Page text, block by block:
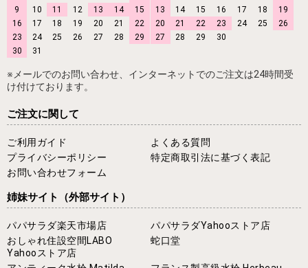
9
10 11 12 13 14
15
16
17 18 19 20 21
22
23
24 25 26 27 28
29
30
31
13
14 15 16 17 18
19
20
21 22 23 24 25
26
27
28 29 30
※メールでのお問い合わせ、インターネットでのご注文は24時間受
け付けております。
ご注文に関して
ご利用ガイド
よくある質問
プライバシーポリシー
特定商取引法に基づく表記
お問い合わせフォーム
姉妹サイト （外部サイト）
パパサラダ楽天市場店
パパサラダYahooストア店
おしゃれ住設空間LABO
Yahooストア店
蛇口堂